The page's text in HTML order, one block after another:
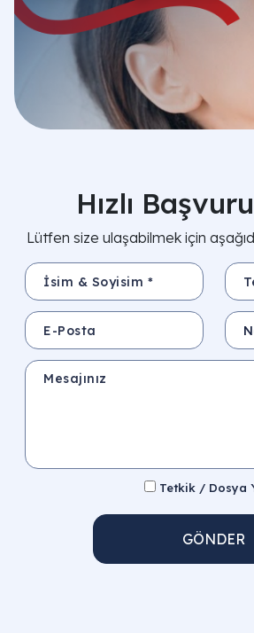
Hızlı
Lütfen size ulaşabilmek için
İsim & Soyisim *
E-Posta Konu
Mesajınız
Tetkik / Dosya
GÖNDER